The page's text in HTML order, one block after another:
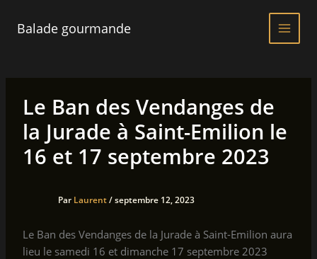
Balade gourmande
Le Ban des Vendanges de
la Jurade à Saint-Emilion le
16 et 17 septembre 2023
Par Laurent/septembre 12, 2023
Le Ban des Vendanges de la Jurade à Saint-Emilion aura
lieu le samedi 16 et dimanche 17 septembre 2023